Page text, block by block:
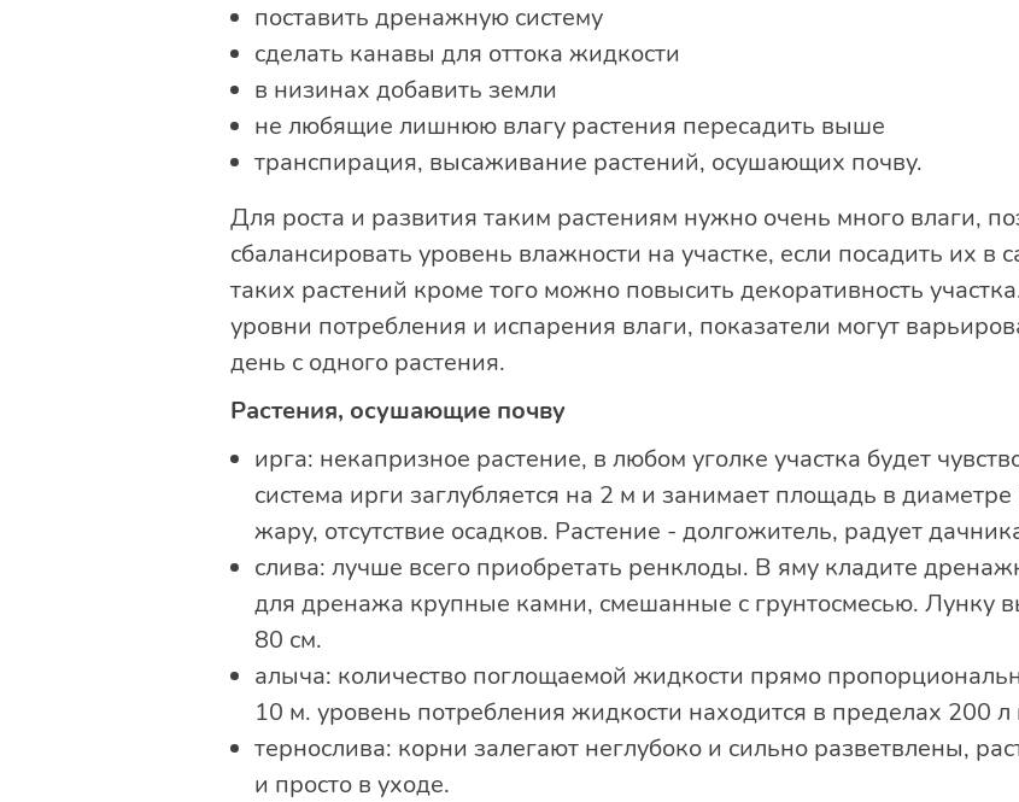
поставить дренажную систему
сделать канавы для оттока жидкости
в низинах добавить земли
не любящие лишнюю влагу растения пересадить выше
транспирация, высаживание растений, осушающих почву.
Для роста и развития таким растениям нужно очень много влаги,
сбалансировать уровень влажности на участке, если посадить их в
таких растений кроме того можно повысить декоративность
уровни потребления и испарения влаги, показатели могут
день с одного растения.
Растения, осушающие почву
ирга: некапризное растение, в любом уголке участка будет
система ирги заглубляется на 2 м и занимает площадь в
жару, отсутствие осадков. Растение - долгожитель, радует
слива: лучше всего приобретать ренклоды. В яму кладите
для дренажа крупные камни, смешанные с грунтосмесью. Лунку
80 см.
алыча: количество поглощаемой жидкости прямо
10 м. уровень потребления жидкости находится в пределах 200 л
тернослива: корни залегают неглубоко и сильно разветвлены,
и просто в уходе.